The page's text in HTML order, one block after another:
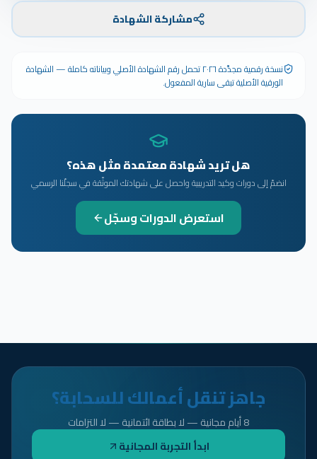
مشاركة الشهادة
نسخة رقمية مجدَّدة ٢٠٢٦ تحمل رقم الشهادة الأصلي وبياناته كاملة — الشهادة
الورقية الأصلية تبقى سارية المفعول.
هل تريد شهادة معتمدة مثل هذه؟
انضمّ إلى دورات وكيد التدريبية واحصل على شهادتك الموثّقة في سجلّنا الرسمي
استعرض الدورات وسجّل
جاهز تنقل أعمالك للسحابة؟
8 أيام مجانية — لا بطاقة ائتمانية — لا التزامات
ابدأ التجربة المجانية